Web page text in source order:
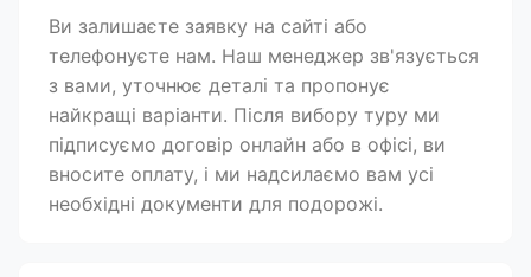
Ви залишаєте заявку на сайті або
телефонуєте нам. Наш менеджер зв'язується
з вами, уточнює деталі та пропонує
найкращі варіанти. Після вибору туру ми
підписуємо договір онлайн або в офісі, ви
вносите оплату, і ми надсилаємо вам усі
необхідні документи для подорожі.